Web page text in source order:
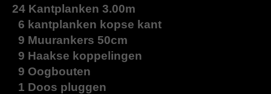
24 Kantplanken 3.00m
6 kantplanken kopse kant
9 Muurankers 50cm
9 Haakse koppelingen
9 Oogbouten
1 Doos pluggen